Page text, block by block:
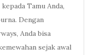
Tamu Anda,
Dengan
Anda bisa
sejak awal